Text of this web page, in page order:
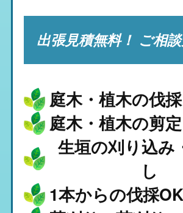
出張見積無料！ ご相
庭木・植木の伐採
1本からの伐採OK
庭木・植木の剪定
生垣の刈り込み
し